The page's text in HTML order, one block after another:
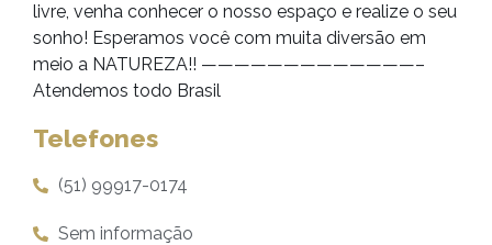
livre, venha conhecer o nosso espaço e realize o seu
sonho! Esperamos você com muita diversão em
meio a NATUREZA!! —————————————–
Atendemos todo Brasil
Telefones
(51) 99917-0174
Sem informação